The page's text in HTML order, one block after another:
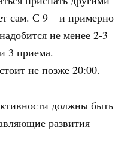
сам. С 9 – и примерно
не менее 2-3
3 приема.
не позже 20:00.
должны быть
развития